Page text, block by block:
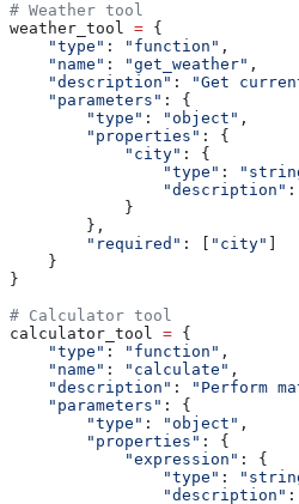
# Weather tool
weather_tool = {
    "type"
: "function" ,
    "name"
: "get_weather" ,
    "description"
:
"Get
    "parameters"
: {
        "type"
: "object" ,
        "properties"
: {
            "city"
: {
                "type"
:
                "description"
:
            }
        },
        "required"
: [ "city"
    }
}
# Calculator tool
calculator_tool = {
    "type"
: "function" ,
    "name"
: "calculate" ,
    "description"
: "Perform
    "parameters"
: {
        "type"
: "object" ,
        "properties"
: {
            "expression"
: {
                "type"
:
                "description"
: